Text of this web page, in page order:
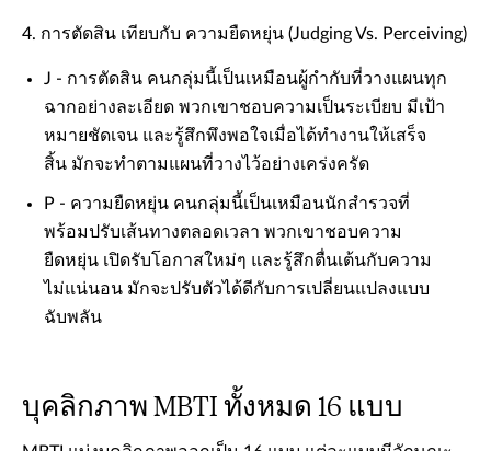
4. การตัดสิน เทียบกับ ความยืดหยุ่น (Judging Vs. Perceiving)
J - การตัดสิน คนกลุ่มนี้เป็นเหมือนผู้กำกับที่วางแผนทุก
ฉากอย่างละเอียด พวกเขาชอบความเป็นระเบียบ มีเป้า
หมายชัดเจน และรู้สึกพึงพอใจเมื่อได้ทำงานให้เสร็จ
สิ้น มักจะทำตามแผนที่วางไว้อย่างเคร่งครัด
P - ความยืดหยุ่น คนกลุ่มนี้เป็นเหมือนนักสำรวจที่
พร้อมปรับเส้นทางตลอดเวลา พวกเขาชอบความ
ยืดหยุ่น เปิดรับโอกาสใหม่ๆ และรู้สึกตื่นเต้นกับความ
ไม่แน่นอน มักจะปรับตัวได้ดีกับการเปลี่ยนแปลงแบบ
ฉับพลัน
บุคลิกภาพ MBTI ทั้งหมด 16 แบบ